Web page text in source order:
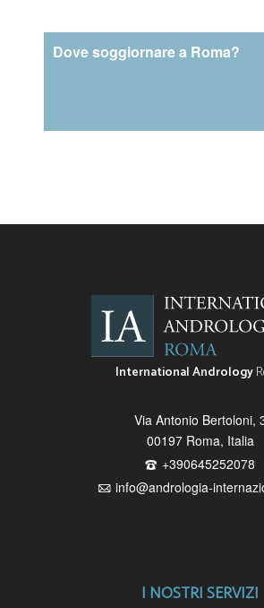
Dove soggiornare a Roma?
International Andrology
Via Antonio Bertoloni,
00197 Roma, Italia
F +390645252078
G info@andrologia-
I NOSTRI SERVIZI